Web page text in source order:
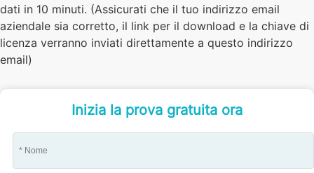
dati in 10 minuti. (Assicurati che il tuo indirizzo email
aziendale sia corretto, il link per il download e la chiave di
licenza verranno inviati direttamente a questo indirizzo
email)
Inizia la prova gratuita ora